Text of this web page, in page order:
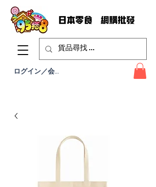
ログイン／会員登録